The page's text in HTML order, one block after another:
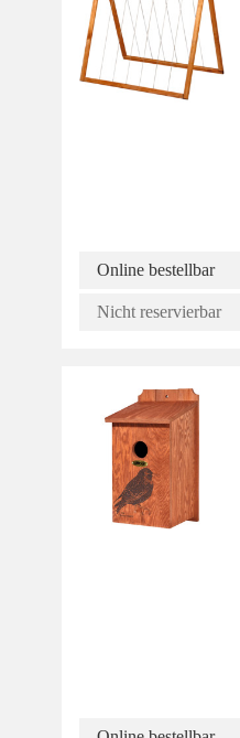
Online bestellbar
Nicht reservierbar